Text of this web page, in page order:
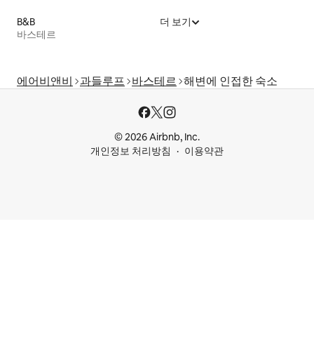
B&B
바스테르
더 보기
에어비앤비 과들루프 바스테르 해변에 인접한 숙소
© 2026 Airbnb, Inc.
개인정보 처리방침
이용약관